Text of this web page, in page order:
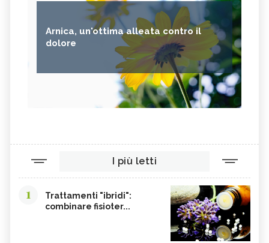
Arnica, un'ottima alleata contro il
dolore
I più letti
1
Trattamenti "ibridi":
combinare fisioter...